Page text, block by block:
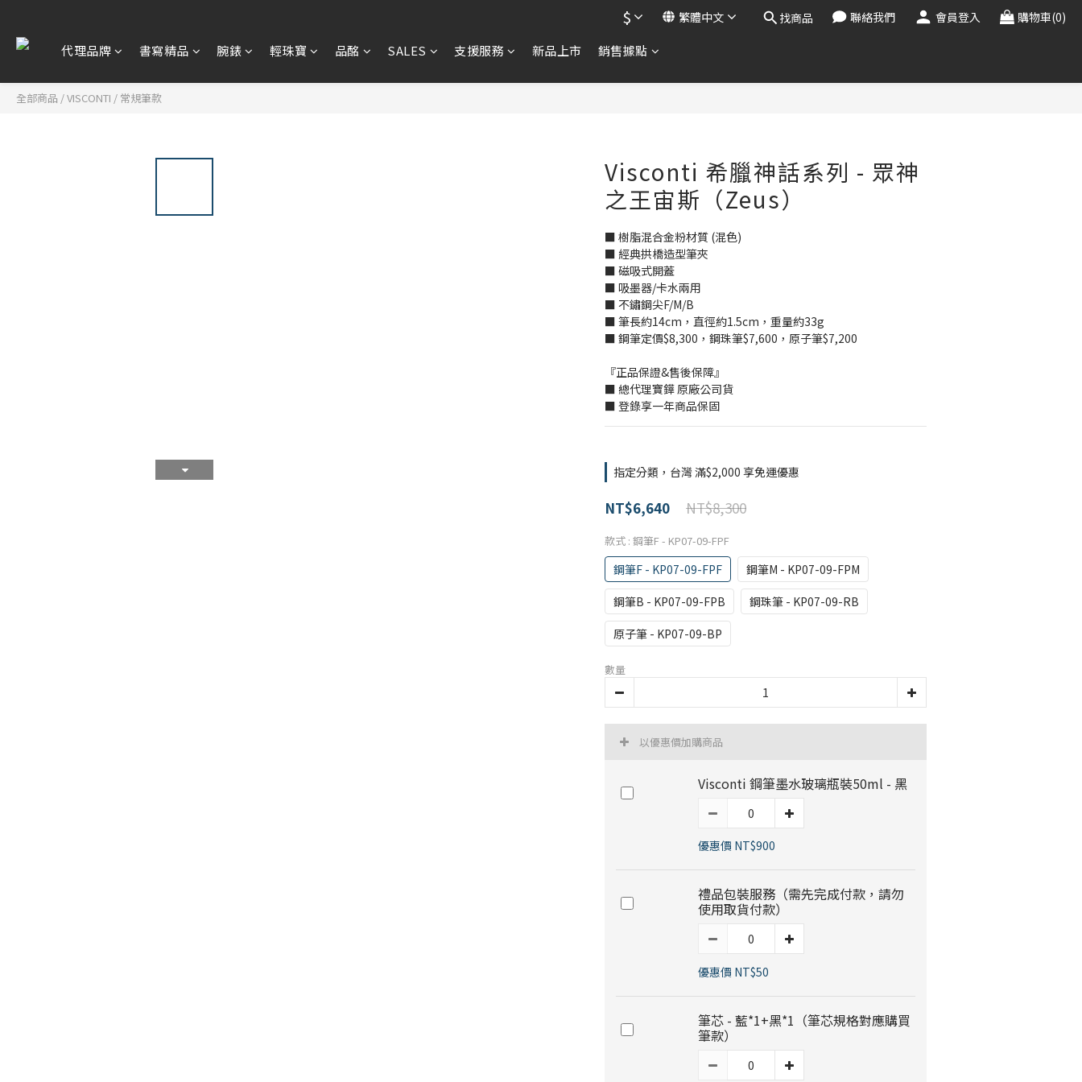
$ 繁體中文 找商品 聯絡我們 會員登入 購物車(0)
代理品牌 書寫精品 腕錶 輕珠寶 品酩 SALES 支援服務 新品上市 銷售據點
全部商品 /VISCONTI / 常規筆款
Visconti 希臘神話系列 - 眾神
之王宙斯（Zeus）
■ 樹脂混合金粉材質 (混色)
■ 經典拱橋造型筆夾
■ 磁吸式開蓋
■ 吸墨器/卡水兩用
■ 不鏽鋼尖F/M/B
■ 筆長約14cm，直徑約1.5cm，重量約33g
■ 鋼筆定價$8,300，鋼珠筆$7,600，原子筆$7,200
『正品保證&售後保障』
■ 總代理寶鏵 原廠公司貨
■ 登錄享一年商品保固
指定分類，台灣 滿$2,000 享免運優惠
NT$8,300
NT$6,640
款式 : 鋼筆F - KP07-09-FPF
鋼筆F - KP07-09-FPF
鋼筆M - KP07-09-FPM
鋼筆B - KP07-09-FPB
鋼珠筆 - KP07-09-RB
原子筆 - KP07-09-BP
數量
以優惠價加購商品
Visconti 鋼筆墨水玻璃瓶裝50ml - 黑
優惠價 NT$900
禮品包裝服務（需先完成付款，請勿
使用取貨付款）
優惠價 NT$50
筆芯 - 藍*1+黑*1（筆芯規格對應購買
筆款）